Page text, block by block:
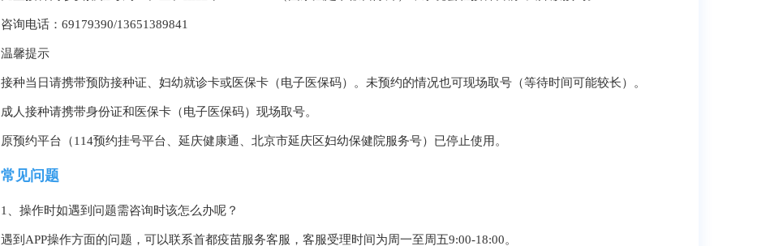
咨询电话：69179390/13651389841
温馨提示
接种当日请携带预防接种证、妇幼就诊卡或医保卡（电子医保码）。未预约的情况也可现场取号（等待时间可能较长）。
成人接种请携带身份证和医保卡（电子医保码）现场取号。
原预约平台（114预约挂号平台、延庆健康通、北京市延庆区妇幼保健院服务号）已停止使用。
常见问题
1、操作时如遇到问题需咨询时该怎么办呢？
遇到APP操作方面的问题，可以联系首都疫苗服务客服，客服受理时间为周一至周五9:00-18:00。